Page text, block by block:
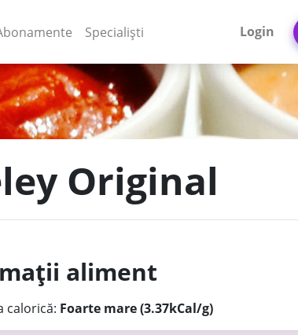
Specialiști Login
Original
aliment
calorică: Foarte mare (3.37kCal/g)